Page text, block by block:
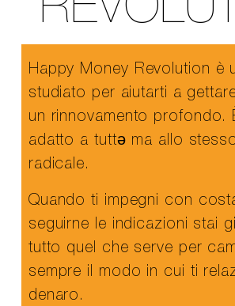
Happy Money Revolution è
studiato per aiutarti a
un rinnovamento profondo.
adatto a tuttə ma allo
radicale.
Quando ti impegni con
seguirne le indicazioni stai
tutto quel che serve per
sempre il modo in cui ti
denaro.